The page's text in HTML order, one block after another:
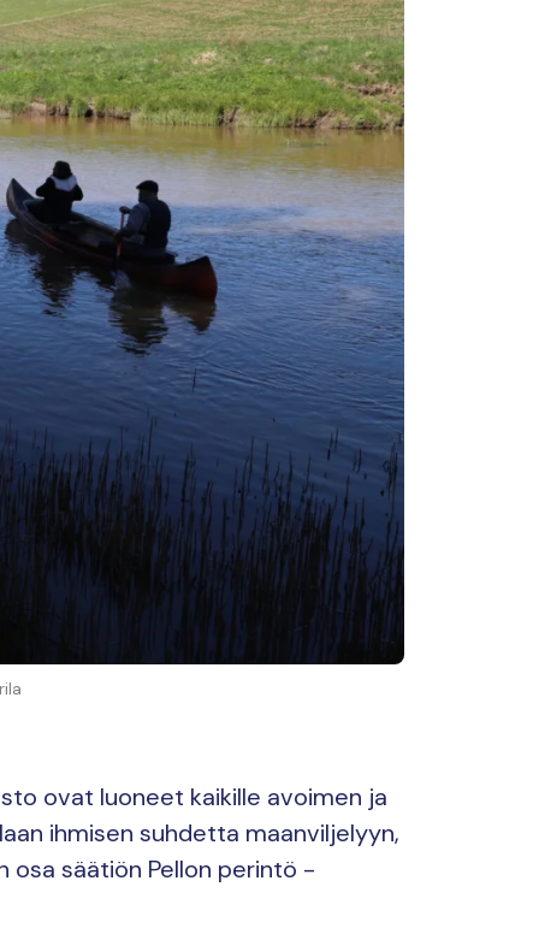
ovat luoneet kaikille avoimen ja
ihmisen suhdetta maanviljelyyn,
osa säätiön Pellon perintö -